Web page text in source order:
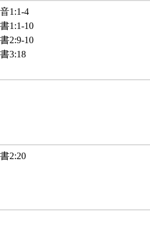
1:1-4
1:1-10
2:9-10
3:18
2:20